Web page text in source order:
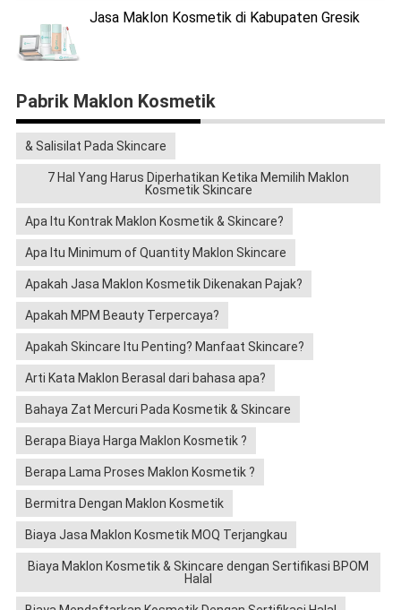
Jasa Maklon Kosmetik di Kabupaten Gresik
Pabrik Maklon Kosmetik
& Salisilat Pada Skincare
7 Hal Yang Harus Diperhatikan Ketika Memilih Maklon
Kosmetik Skincare
Apa Itu Kontrak Maklon Kosmetik & Skincare?
Apa Itu Minimum of Quantity Maklon Skincare
Apakah Jasa Maklon Kosmetik Dikenakan Pajak?
Apakah MPM Beauty Terpercaya?
Apakah Skincare Itu Penting? Manfaat Skincare?
Arti Kata Maklon Berasal dari bahasa apa?
Bahaya Zat Mercuri Pada Kosmetik & Skincare
Berapa Biaya Harga Maklon Kosmetik ?
Berapa Lama Proses Maklon Kosmetik ?
Bermitra Dengan Maklon Kosmetik
Biaya Jasa Maklon Kosmetik MOQ Terjangkau
Biaya Maklon Kosmetik & Skincare dengan Sertifikasi BPOM
Halal